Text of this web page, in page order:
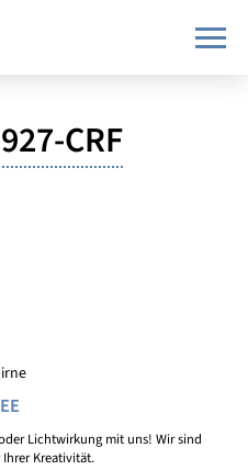
CRF
Lichtwirkung mit uns! Wir sind
Kreativität.